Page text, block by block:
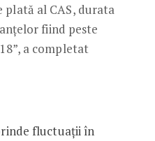
al CAS, durata
fiind peste
a completat
fluctuații în